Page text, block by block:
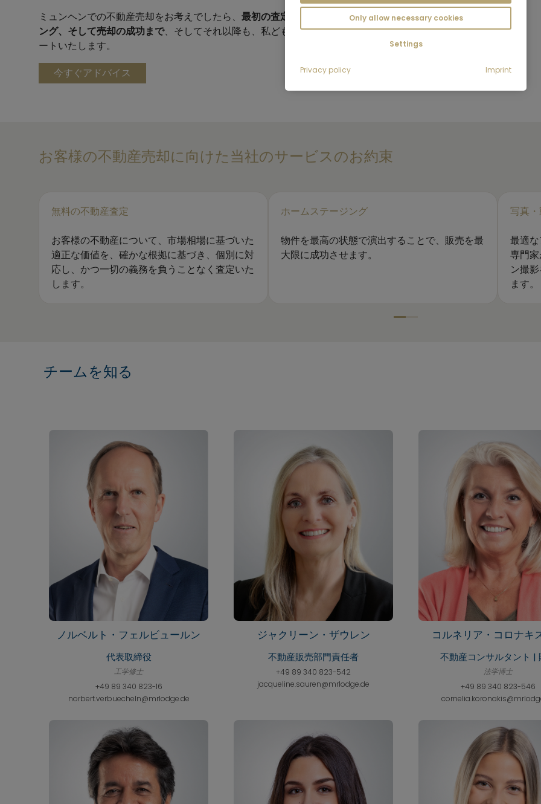
ミュンヘンでの不動産売却をお考えでしたら、 最初の査定から専門的なマーケティ
ング、そして売却の成功まで、そしてそれ以降も、私どもはお客様を個人的にサポ
ートいたします。
今すぐアドバイス
お客様の不動産売却に向けた当社のサービスのお約束
無料の不動産査定
お客様の不動産について、市場相場に基づいた
適正な価値を、確かな根拠に基づき、個別に対
応し、かつ一切の義務を負うことなく査定いた
します。
ホームステージング
物件を最高の状態で演出することで、販売を最
大限に成功させます。
写真
最適
専門
ン撮
ます。
チームを知る
ノルベルト・フェルビュールン
代表取締役
工学修士
+49 89 340 823-16
norbert.verbuecheln@mrlodge.de
ジャクリーン・ザウレン
不動産販売部門責任者
+49 89 340 823-542
jacqueline.sauren@mrlodge.de
コルネリア・コロナキ
不動産コンサルタント |
法学博士
+49 89 340 823-546
Only allow necessary cookies
Settings
Privacy policy Imprint